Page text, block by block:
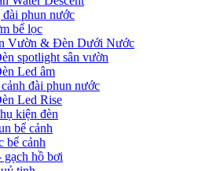
phun nước
bể lọc
Vườn & Đèn Dưới Nước
spotlight sân vườn
Led âm
đài phun nước
Led Rise
kiện đèn
bể cảnh
bể cảnh
gạch hồ bơi